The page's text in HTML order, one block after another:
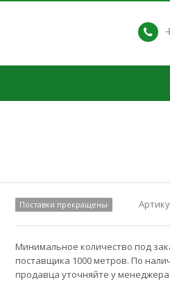
Поставки прекращены
Минимальное количество под
поставщика 1000 метров. По
продавца уточняйте у менеджера.